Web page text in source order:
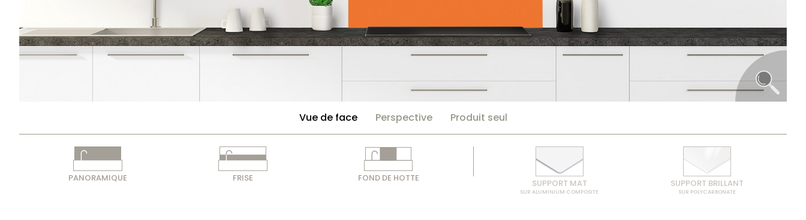
Vue de face Perspective Produit seul
PANORAMIQUE FRISE FOND DE HOTTE SUPPORT MAT
SUR ALUMINIUM COMPOSITE
SUPPORT BRILLANT
SUR POLYCARBONATE